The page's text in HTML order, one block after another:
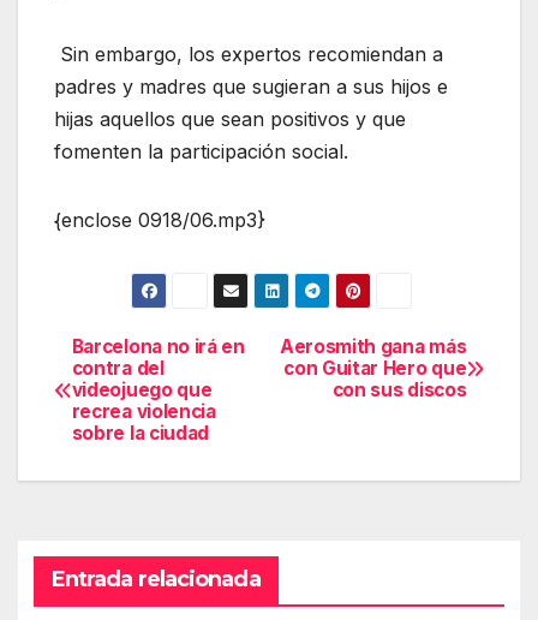
Sin embargo, los expertos recomiendan a
padres y madres que sugieran a sus hijos e
hijas aquellos que sean positivos y que
fomenten la participación social.
{enclose 0918/06.mp3}
Navegación
de
Aerosmith gana más
con Guitar Hero que
con sus discos
Barcelona no irá en
contra del
videojuego que
recrea violencia
sobre la ciudad
Entrada relacionada